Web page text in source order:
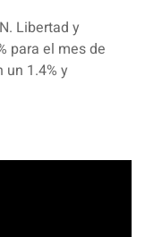
Libertad y
para el mes de
1.4% y